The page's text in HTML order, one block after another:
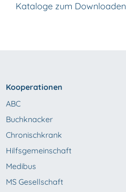
Kataloge zum Downloaden
Kooperationen
ABC
Buchknacker
Chronischkrank
Hilfsgemeinschaft
Medibus
MS Gesellschaft